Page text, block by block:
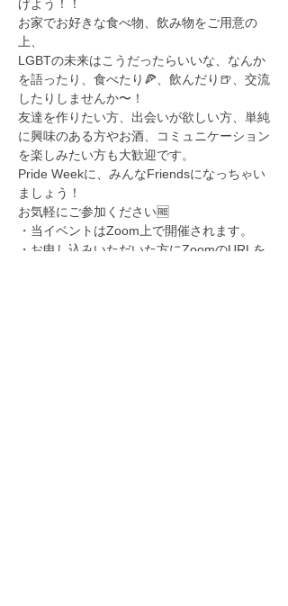
げよう！！
お家でお好きな食べ物、飲み物をご用意の
上、
LGBTの未来はこうだったらいいな、なんか
を語ったり、食べたり🍕、飲んだり🍺、交流
したりしませんか〜！
友達を作りたい方、出会いが欲しい方、単純
に興味のある方やお酒、コミュニケーション
を楽しみたい方も大歓迎です。
Pride Weekに、みんなFriendsになっちゃい
ましょう！
お気軽にご参加ください🆓
・当イベントはZoom上で開催されます。
・お申し込みいただいた方にZoomのURLを